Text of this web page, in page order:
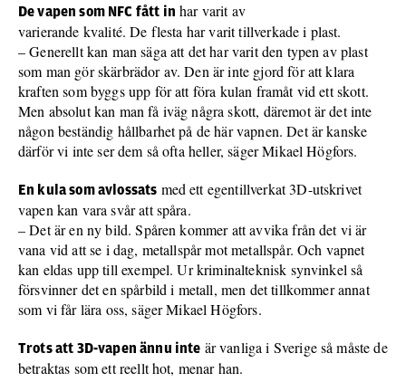
De vapen som NFC fått in har varit av
varierande kvalité. De flesta har varit tillverkade i plast.
– Generellt kan man säga att det har varit den typen av plast
som man gör skärbrädor av. Den är inte gjord för att klara
kraften som byggs upp för att föra kulan framåt vid ett skott.
Men absolut kan man få iväg några skott, däremot är det inte
någon beständig hållbarhet på de här vapnen. Det är kanske
därför vi inte ser dem så ofta heller, säger Mikael Högfors.
En kula som avlossats med ett egentillverkat 3D-utskrivet
vapen kan vara svår att spåra.
– Det är en ny bild. Spåren kommer att avvika från det vi är
vana vid att se i dag, metallspår mot metallspår. Och vapnet
kan eldas upp till exempel. Ur kriminalteknisk synvinkel så
försvinner det en spårbild i metall, men det tillkommer annat
som vi får lära oss, säger Mikael Högfors.
Trots att 3D-vapen ännu inte är vanliga i Sverige så måste de
betraktas som ett reellt hot, menar han.